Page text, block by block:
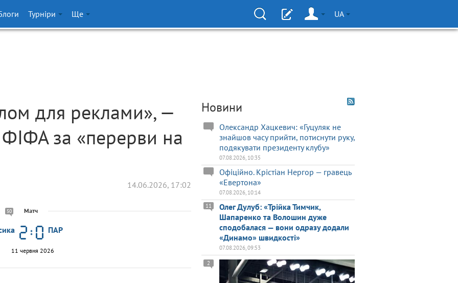
Турніри Ще UA
для реклами», —
за «перерви на
14.06.2026, 17:02
50 Матч
ПАР
11 червня 2026
Новини
Олександр Хацкевич: «Гуцуляк не
знайшов часу прийти, потиснути руку,
подякувати президенту клубу»
07.08.2026, 10:35
Офіційно. Крістіан Нергор — гравець
«Евертона»
07.08.2026, 10:14
Олег Дулуб: «Трійка Тимчик,
Шапаренко та Волошин дуже
сподобалася — вони одразу додали
«Динамо» швидкості»
11
07.08.2026, 09:53
2